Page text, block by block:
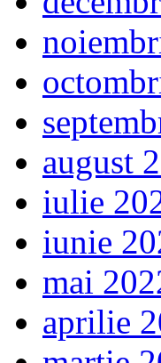
august
iulie
iunie
mai
aprilie